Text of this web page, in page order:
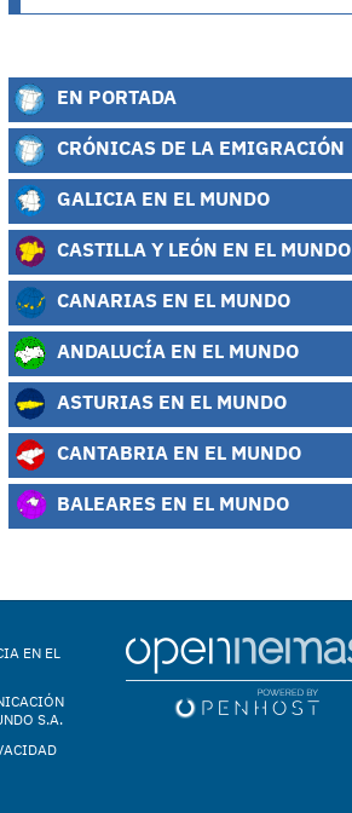
EN PORTADA
CRÓNICAS DE LA EMIGRACIÓN
GALICIA EN EL MUNDO
CASTILLA Y LEÓN EN EL MUNDO
CANARIAS EN EL MUNDO
ANDALUCÍA EN EL MUNDO
ASTURIAS EN EL MUNDO
CANTABRIA EN EL MUNDO
BALEARES EN EL MUNDO
EN EL
S.A.